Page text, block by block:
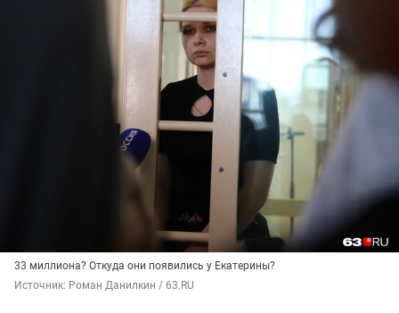
33 миллиона? Откуда они появились у Екатерины?
Источник: Роман Данилкин / 63.RU